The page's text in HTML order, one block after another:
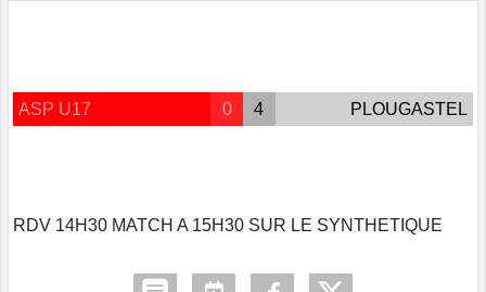
ASP U17 0 4 PLOUGASTEL
RDV 14H30 MATCH A 15H30 SUR LE SYNTHETIQUE